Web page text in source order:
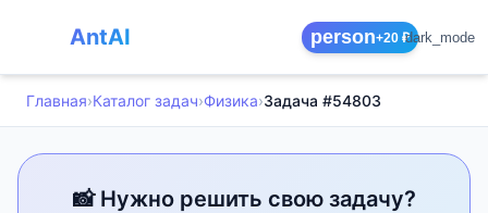
AntAI person+20 ₽dark_mode
Главная›Каталог задач›Физика›Задача #54803
📸 Нужно решить свою задачу?